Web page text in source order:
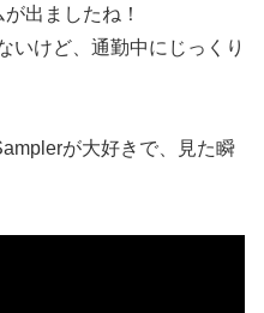
出ましたね！
いけど、通勤中にじっくり
が大好きで、見た瞬